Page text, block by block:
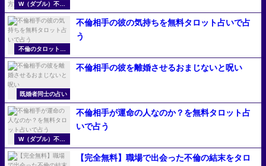
W（ダブル）不倫
の無料占い
不倫のタロット占
い
不倫相手の彼の気持ちを無料タロット占いで占
う
既婚者同士の占い
不倫相手の彼を離婚させるおまじないと呪い
W（ダブル）不倫
の無料占い
不倫相手が運命の人なのか？を無料タロット占
いで占う
【完全無料】職場で出会った不倫の結末をタロ